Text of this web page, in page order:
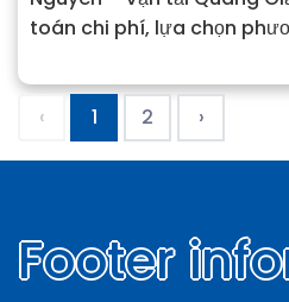
toán chi phí, lựa chọn
‹ 1 2 ›
Footer